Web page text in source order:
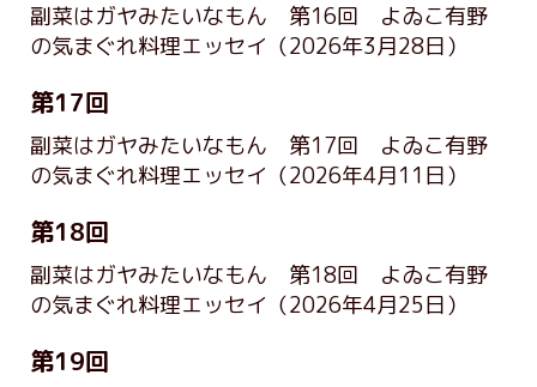
副菜はガヤみたいなもん 第16回 よゐこ有野
の気まぐれ料理エッセイ （2026年3月28日）
第17回
副菜はガヤみたいなもん 第17回 よゐこ有野
の気まぐれ料理エッセイ （2026年4月11日）
第18回
副菜はガヤみたいなもん 第18回 よゐこ有野
の気まぐれ料理エッセイ （2026年4月25日）
第19回